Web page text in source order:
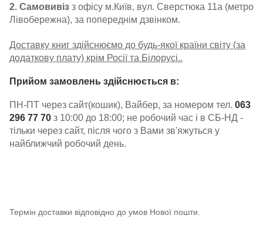
2. Самовивіз з офісу м.Київ, вул. Сверстюка 11а (метро
Лівобережна), за попереднім дзвінком.
Доставку книг здійснюємо до будь-якої країни світу (за
додаткову плату) крім Росії та Білорусі..
Прийом замовлень здійснюється в:
ПН-ПТ через сайт(кошик), Вайбер, за номером тел. 063
296 77 70 з 10:00 до 18:00; не робочий час і в СБ-НД -
тільки через сайт, після чого з Вами зв'яжуться у
найближчий робочий день.
Термін доставки відповідно до умов Нової пошти.